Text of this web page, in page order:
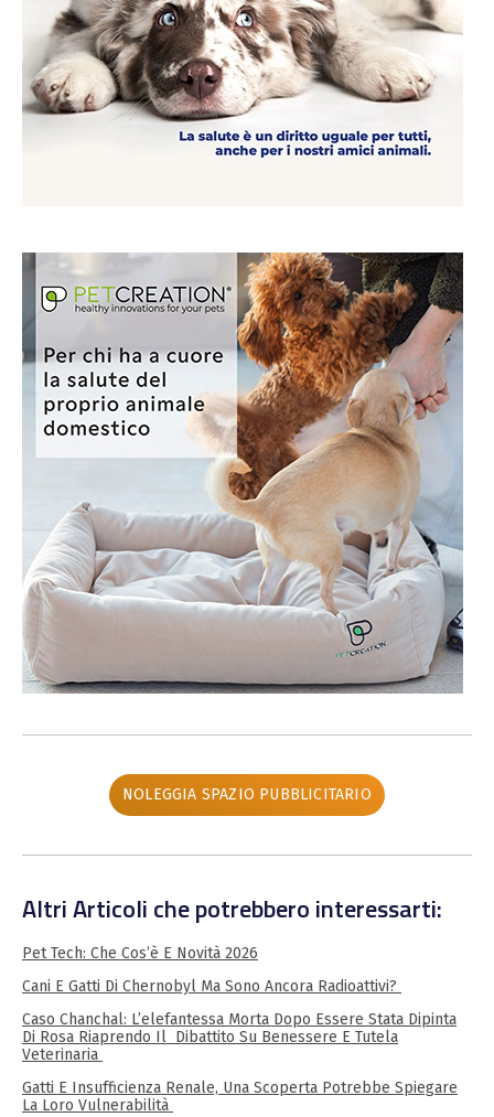
NOLEGGIA SPAZIO PUBBLICITARIO
Altri Articoli che potrebbero interessarti:
Pet Tech: Che Cos’è E Novità 2026
Cani E Gatti Di Chernobyl Ma Sono Ancora Radioattivi?
Caso Chanchal: L’elefantessa Morta Dopo Essere Stata Dipinta
Di Rosa Riaprendo Il Dibattito Su Benessere E Tutela
Veterinaria
Gatti E Insufficienza Renale, Una Scoperta Potrebbe Spiegare
La Loro Vulnerabilità